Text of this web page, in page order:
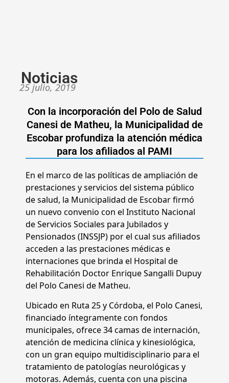
Noticias
25 julio, 2019
Con la incorporación del Polo de Salud
Canesi de Matheu, la Municipalidad de
Escobar profundiza la atención médica
para los afiliados al PAMI
En el marco de las políticas de ampliación de
prestaciones y servicios del sistema público
de salud, la Municipalidad de Escobar firmó
un nuevo convenio con el Instituto Nacional
de Servicios Sociales para Jubilados y
Pensionados (INSSJP) por el cual sus afiliados
acceden a las prestaciones médicas e
internaciones que brinda el Hospital de
Rehabilitación Doctor Enrique Sangalli Dupuy
del Polo Canesi de Matheu.
Ubicado en Ruta 25 y Córdoba, el Polo Canesi,
financiado íntegramente con fondos
municipales, ofrece 34 camas de internación,
atención de medicina clínica y kinesiológica,
con un gran equipo multidisciplinario para el
tratamiento de patologías neurológicas y
motoras. Además, cuenta con una piscina